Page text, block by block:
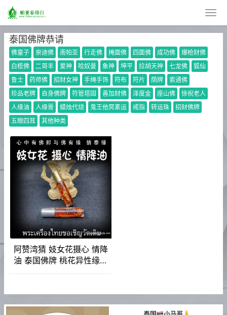
泰国佛牌恭请
佛童子 崇迪佛 南帕亚 行走佛 掩面佛 四面佛 成功佛
爆枪财佛
白榄佛
二哥丰 爱神 哈奴曼 象神 坤平 拉胡天神 七龙佛
狐仙
鲁士
药师佛 招财女神 手绳手饰 符布 符片 荫牌
索通佛
珍品老牌
自身佛牌 符管塔固 善加财佛 泽度金 座山佛
徐祝老人
人缘油
人缘膏 蜡烛代烧 鬼王他冥素运 戒指 转运珠
招财佛牌
五眼四耳
其他种类
阿赞湾猜 妓女花摄心 情降
油 泰国佛牌 桃花异性缘同